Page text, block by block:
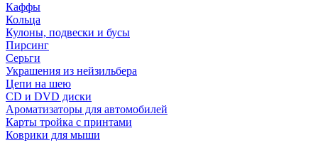
Каффы
Кольца
Кулоны, подвески и бусы
Пирсинг
Серьги
Украшения из нейзильбера
Цепи на шею
CD и DVD диски
Ароматизаторы для автомобилей
Карты тройка с принтами
Коврики для мыши